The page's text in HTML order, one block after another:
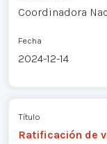
Coordinadora
Fecha
2024-12-14
Título
Ratificación de